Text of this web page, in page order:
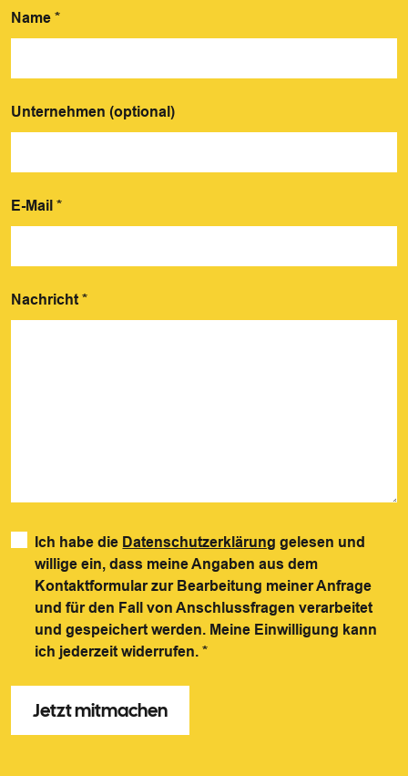
Name *
Unternehmen (optional)
E-Mail *
Nachricht *
Ich habe die Datenschutzerklärung gelesen und
willige ein, dass meine Angaben aus dem
Kontaktformular zur Bearbeitung meiner Anfrage
und für den Fall von Anschlussfragen verarbeitet
und gespeichert werden. Meine Einwilligung kann
ich jederzeit widerrufen.*